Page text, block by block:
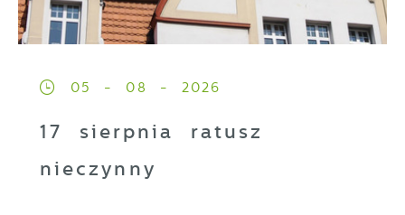
05 - 08 - 2026
17 sierpnia ratusz
nieczynny